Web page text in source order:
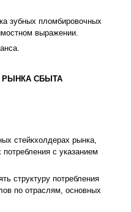
зубных пломбировочных
выражении.
РЫНКА СБЫТА
стейкхолдерах рынка,
с указанием
структуру потребления
по отраслям, основных